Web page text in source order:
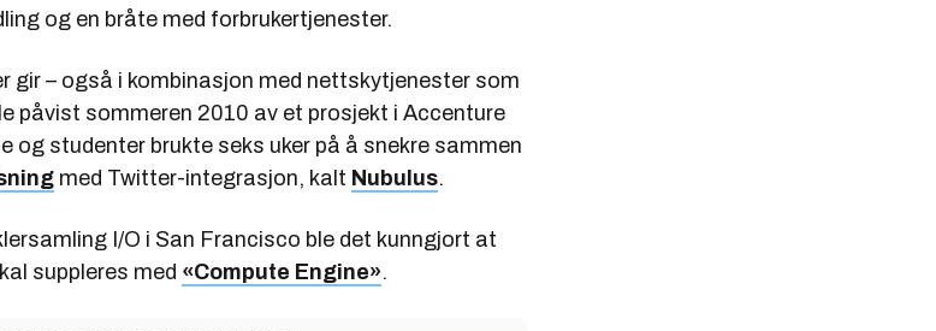
og en bråte med forbrukertjenester.
gir – også i kombinasjon med nettskytjenester som
påvist sommeren 2010 av et prosjekt i Accenture
og studenter brukte seks uker på å snekre sammen
med Twitter-integrasjon, kalt Nubulus.
I/O i San Francisco ble det kunngjort at
suppleres med «Compute Engine».